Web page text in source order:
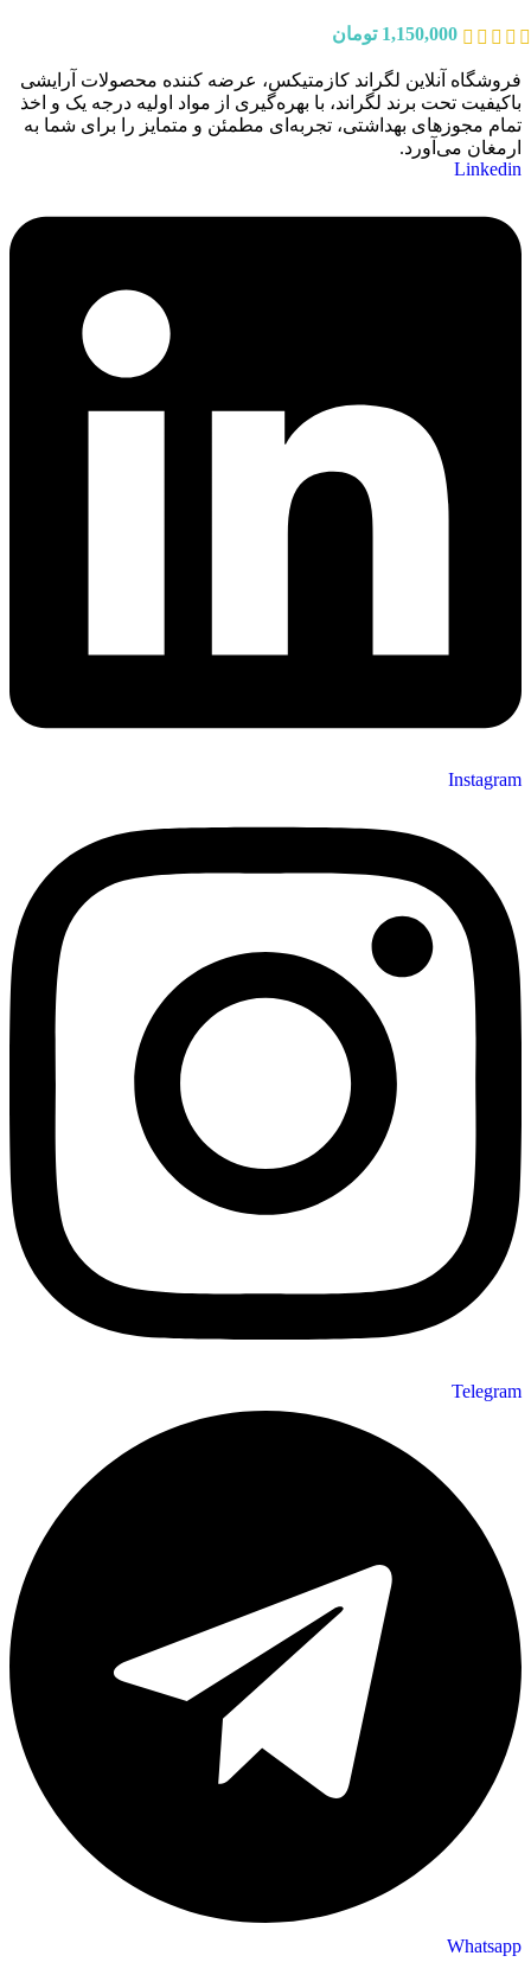
1,150,000 تومان
فروشگاه آنلاین لگراند کازمتیکس، عرضه‌ کننده محصولات آرایشی
باکیفیت تحت برند لگراند، با بهره‌گیری از مواد اولیه درجه یک و اخذ
تمام مجوزهای بهداشتی، تجربه‌ای مطمئن و متمایز را برای شما به
ارمغان می‌آورد.
Linkedin
Instagram
Telegram
Whatsapp